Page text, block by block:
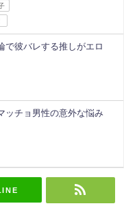
で彼バレする推しがエロ
ッチョ男性の意外な悩み